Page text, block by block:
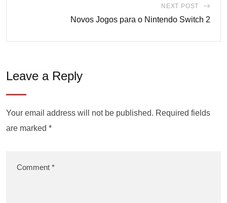
NEXT POST
Novos Jogos para o Nintendo Switch 2
Leave a Reply
Your email address will not be published. Required fields
are marked *